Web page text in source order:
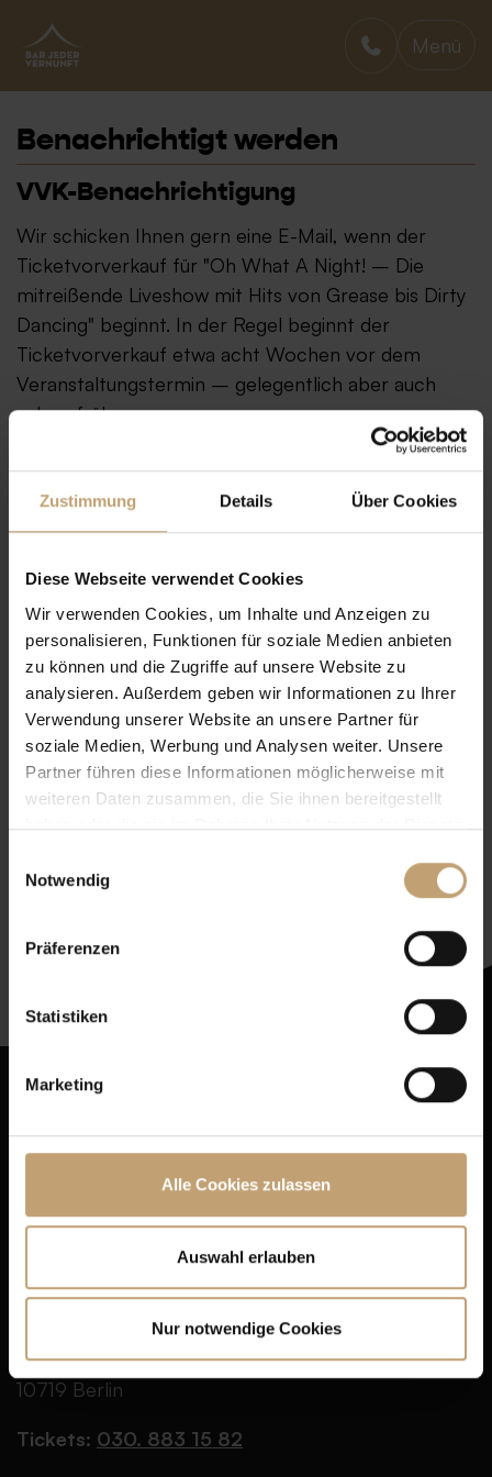
Zustimmung Details Über Cookies
Diese Webseite verwendet Cookies
Wir verwenden Cookies, um Inhalte und Anzeigen zu
personalisieren, Funktionen für soziale Medien anbieten
zu können und die Zugriffe auf unsere Website zu
analysieren. Außerdem geben wir Informationen zu Ihrer
Verwendung unserer Website an unsere Partner für
soziale Medien, Werbung und Analysen weiter. Unsere
Partner führen diese Informationen möglicherweise mit
weiteren Daten zusammen, die Sie ihnen bereitgestellt
haben oder die sie im Rahmen Ihrer Nutzung der Dienste
Notwendig
Präferenzen
Statistiken
Marketing
Alle Cookies zulassen
Auswahl erlauben
Nur notwendige Cookies
BAR JEDER VERNUNFT
Menü
Benachrichtigt werden
VVK-Benachrichtigung
Wir schicken Ihnen gern eine E-Mail, wenn der
Ticketvorverkauf für "Oh What A Night! – Die
mitreißende Liveshow mit Hits von Grease bis Dirty
Dancing" beginnt. In der Regel beginnt der
Ticketvorverkauf etwa acht Wochen vor dem
Veranstaltungstermin – gelegentlich aber auch
schon früher.
Zeltenheitswert
Newsletter abonnieren
Kontakt
Partner
Datenschutz
Impressum
BAR JEDER VERNUNFT
Schaperstr. 24
10719 Berlin
Tickets: 030. 883 15 82